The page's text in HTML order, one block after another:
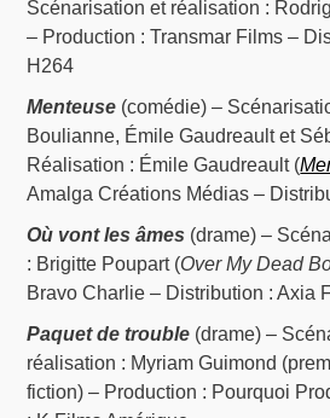
Scénarisation et réalisation :
– Production : Transmar Films –
H264
Menteuse (comédie) –
Boulianne, Émile Gaudreault et
Réalisation : Émile Gaudreault (
Amalga Créations Médias –
Où vont les âmes (drame) –
: Brigitte Poupart (Over My Dead
Bravo Charlie – Distribution : Axia
Paquet de trouble (drame) –
réalisation : Myriam Guimond
fiction) – Production : Pourquoi